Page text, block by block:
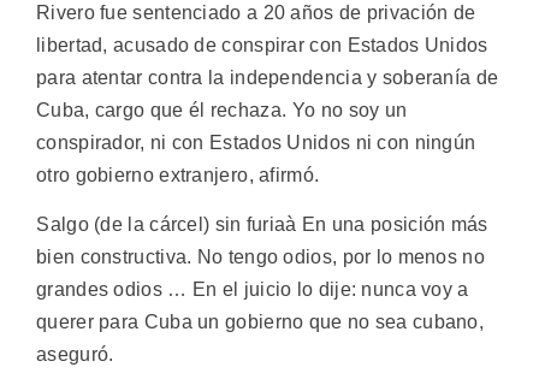
Rivero fue sentenciado a 20 años de privación de
libertad, acusado de conspirar con Estados Unidos
para atentar contra la independencia y soberanía de
Cuba, cargo que él rechaza. Yo no soy un
conspirador, ni con Estados Unidos ni con ningún
otro gobierno extranjero, afirmó.
Salgo (de la cárcel) sin furiaà En una posición más
bien constructiva. No tengo odios, por lo menos no
grandes odios … En el juicio lo dije: nunca voy a
querer para Cuba un gobierno que no sea cubano,
aseguró.